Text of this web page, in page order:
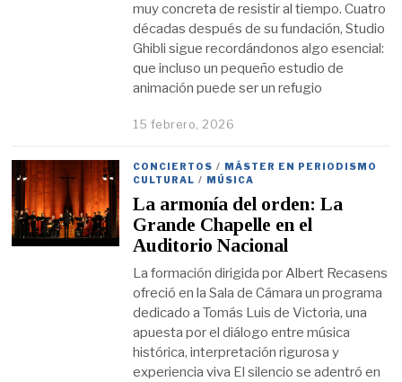
muy concreta de resistir al tiempo. Cuatro
décadas después de su fundación, Studio
Ghibli sigue recordándonos algo esencial:
que incluso un pequeño estudio de
animación puede ser un refugio
15 febrero, 2026
CONCIERTOS / MÁSTER EN PERIODISMO
CULTURAL / MÚSICA
La armonía del orden: La
Grande Chapelle en el
Auditorio Nacional
La formación dirigida por Albert Recasens
ofreció en la Sala de Cámara un programa
dedicado a Tomás Luis de Victoria, una
apuesta por el diálogo entre música
histórica, interpretación rigurosa y
experiencia viva El silencio se adentró en